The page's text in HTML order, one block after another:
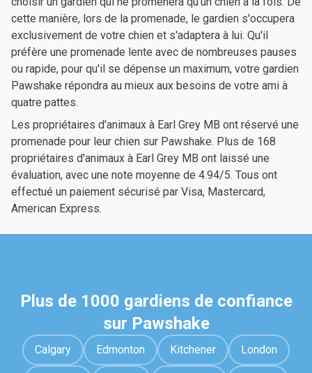
cette manière, lors de la promenade, le gardien s'occupera
exclusivement de votre chien et s'adaptera à lui. Qu'il
préfère une promenade lente avec de nombreuses pauses
ou rapide, pour qu'il se dépense un maximum, votre gardien
Pawshake répondra au mieux aux besoins de votre ami à
quatre pattes.
Les propriétaires d'animaux à Earl Grey MB ont réservé une
promenade pour leur chien sur Pawshake. Plus de 168
propriétaires d'animaux à Earl Grey MB ont laissé une
évaluation, avec une note moyenne de 4.94/5. Tous ont
effectué un paiement sécurisé par Visa, Mastercard,
American Express.
Plus de 1000 gardiens de confiance
sur Pawshake
Calgary Edmonton Kitchener London